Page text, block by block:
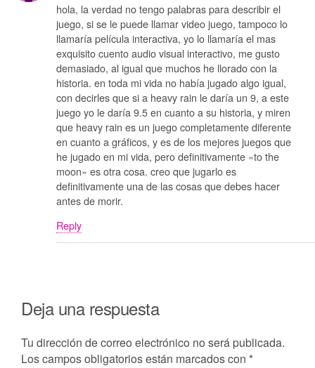
hola, la verdad no tengo palabras para describir el
juego, si se le puede llamar video juego, tampoco lo
llamaría película interactiva, yo lo llamaría el mas
exquisito cuento audio visual interactivo, me gusto
demasiado, al igual que muchos he llorado con la
historia. en toda mi vida no había jugado algo igual,
con decirles que si a heavy rain le daría un 9, a este
juego yo le daría 9.5 en cuanto a su historia, y miren
que heavy rain es un juego completamente diferente
en cuanto a gráficos, y es de los mejores juegos que
he jugado en mi vida, pero definitivamente «to the
moon» es otra cosa. creo que jugarlo es
definitivamente una de las cosas que debes hacer
antes de morir.
Reply
Deja una respuesta
Tu dirección de correo electrónico no será publicada.
Los campos obligatorios están marcados con *